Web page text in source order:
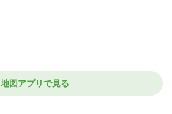
地図アプリで見る